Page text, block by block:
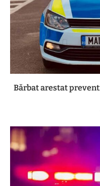
Bărbat arestat